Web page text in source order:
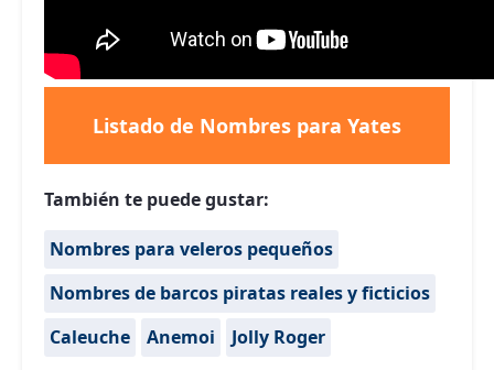
Listado de Nombres para Yates
También te puede gustar:
Nombres para veleros pequeños
Nombres de barcos piratas reales y ficticios
Caleuche
Anemoi Jolly Roger